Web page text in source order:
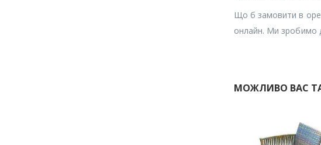
Що б замовити в
онлайн. Ми зробимо
МОЖЛИВО ВАС